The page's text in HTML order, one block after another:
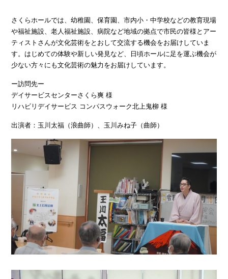
さくらホールでは、幼稚園、保育園、市内小・中学校などの教育現場
や福祉施設、老人福祉施設、病院など地域の拠点で市民の皆様とアー
ティストさんが文化芸術をとおして交流する機会をお届けしていま
す。はじめての体験や新しい発見など、日頃ホールに足を運ぶ機会が
少ない方々にも文化芸術の魅力をお届けしています。
ー訪問先ー
デイサービスセンターさくら爽 様
リハビリデイサービス コンパスウォーク北上鬼柳 様
出演者：玉川太福（浪曲師）、玉川みね子（曲師）